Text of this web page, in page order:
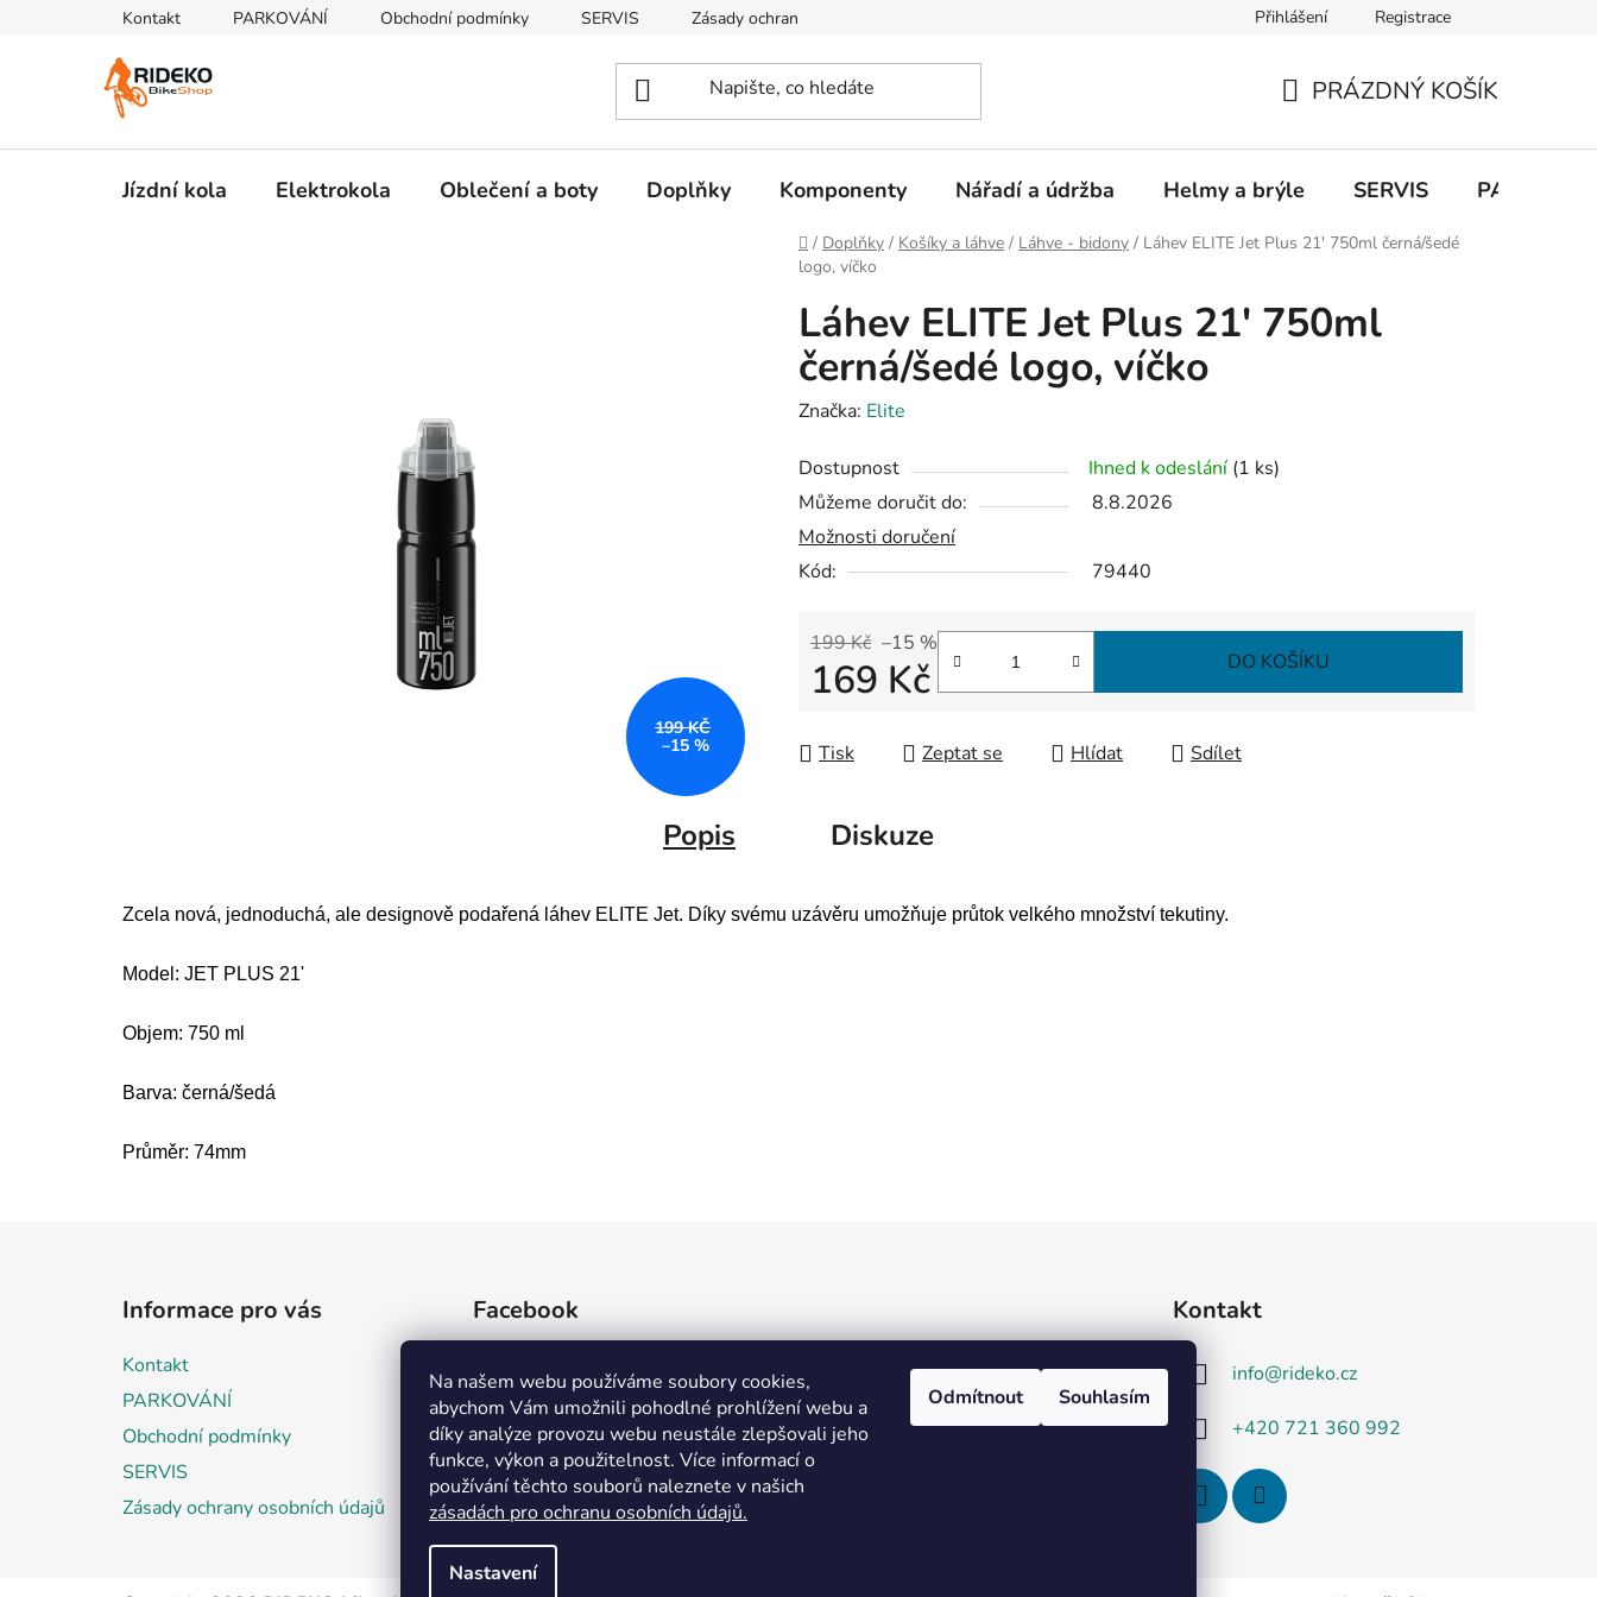
Na našem webu používáme soubory cookies,
abychom Vám umožnili pohodlné prohlížení webu a
díky analýze provozu webu neustále zlepšovali jeho
funkce, výkon a použitelnost. Více informací o
používání těchto souborů naleznete v našich
zásadách pro ochranu osobních údajů.
Nastavení
Odmítnout Souhlasím
Kontakt PARKOVÁNÍ Obchodní podmínky SERVIS Zásady ochrany osobních údajů Přihlášení Registrace
KOŠÍK
PRÁZDNÝ KOŠÍK
Jízdní kola Elektrokola Oblečení a boty Doplňky Komponenty Nářadí a údržba Helmy a brýle SERVIS
Domů
/ Doplňky / Košíky a láhve / Láhve - bidony / Láhev ELITE Jet Plus 21' 750ml černá/šedé
logo, víčko
Láhev ELITE Jet Plus 21' 750ml
černá/šedé logo, víčko
Značka: Elite
Dostupnost Ihned k odeslání (1 ks)
Můžeme doručit do:
8.8.2026
Možnosti doručení
Kód:
79440
199 Kč –15 %
169 Kč DO KOŠÍKU
Tisk Zeptat se Hlídat Sdílet
199 KČ
–15 %
Popis Diskuze
Zcela nová, jednoduchá, ale designově podařená láhev ELITE Jet. Díky svému uzávěru umožňuje průtok velkého množství tekutiny.
Model: JET PLUS 21'
Objem: 750 ml
Barva: černá/šedá
Průměr: 74mm
Informace pro vás
Kontakt
PARKOVÁNÍ
Obchodní podmínky
SERVIS
Zásady ochrany osobních údajů
Facebook Kontakt
info@rideko.cz
+420 721 360 992